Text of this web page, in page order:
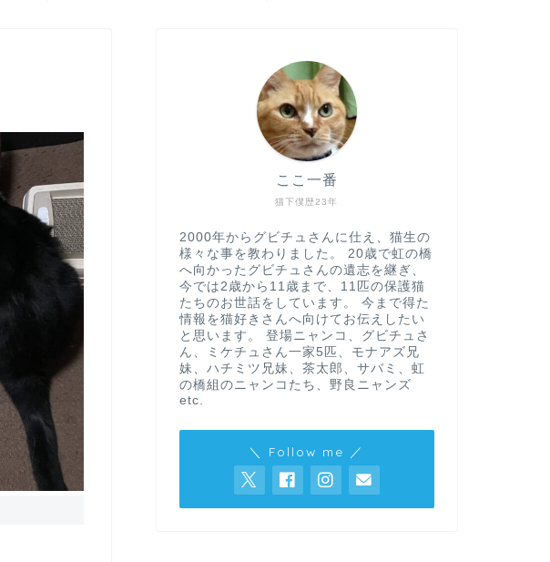
猫下僕歴23年
ここ一番
2000年からグビチュさんに仕え、猫生の
様々な事を教わりました。 20歳で虹の橋
へ向かったグビチュさんの遺志を継ぎ、
今では2歳から11歳まで、11匹の保護猫
たちのお世話をしています。 今まで得た
情報を猫好きさんへ向けてお伝えしたい
と思います。 登場ニャンコ、グビチュさ
ん、ミケチュさん一家5匹、モナアズ兄
妹、ハチミツ兄妹、茶太郎、サバミ、虹
の橋組のニャンコたち、野良ニャンズ
etc.
＼ Follow me ／